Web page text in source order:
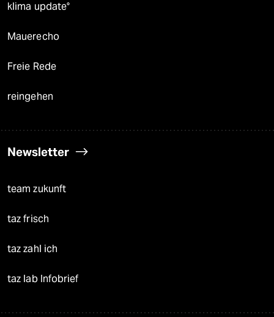
klima update°
Mauerecho
Freie Rede
reingehen
Newsletter
team zukunft
taz frisch
taz zahl ich
taz lab Infobrief